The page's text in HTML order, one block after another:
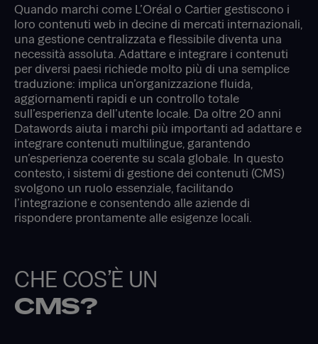
Quando marchi come L’Oréal o Cartier gestiscono i
loro contenuti web in decine di mercati internazionali,
una gestione centralizzata e flessibile diventa una
necessità assoluta. Adattare e integrare i contenuti
per diversi paesi richiede molto più di una semplice
traduzione: implica un’organizzazione fluida,
aggiornamenti rapidi e un controllo totale
sull’esperienza dell’utente locale. Da oltre 20 anni
Datawords aiuta i marchi più importanti ad adattare e
integrare contenuti multilingue, garantendo
un’esperienza coerente su scala globale. In questo
contesto, i sistemi di gestione dei contenuti (CMS)
svolgono un ruolo essenziale, facilitando
l’integrazione e consentendo alle aziende di
rispondere prontamente alle esigenze locali.
CHE COS’È UN
CMS?